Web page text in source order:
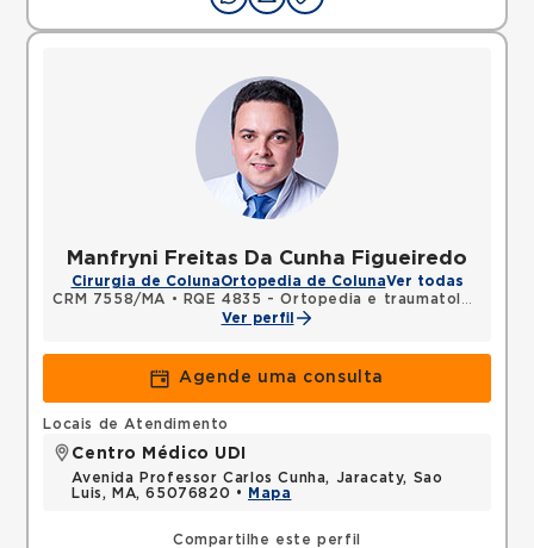
Manfryni Freitas Da Cunha Figueiredo
Cirurgia de ColunaOrtopedia de ColunaVer todas
CRM 7558/MA •
RQE 4835 - Ortopedia e traumatologia
Ver perfil
Agende uma consulta
Compartilhe este perfil
Locais de Atendimento
Centro Médico UDI
Avenida Professor Carlos Cunha, Jaracaty, Sao
Luis, MA, 65076820 •
Mapa